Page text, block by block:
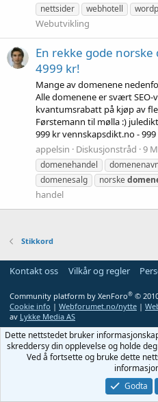
nettsider
webhotell
Webutvikling
En rekke gode
4999 kr!
Mange av domenene
Alle domenene er svært SEO-
kvantumsrabatt på kjøp av
Førstemann til mølla :)
999 kr vennskapsdikt.no -
appelsin
Diskusjonstråd 9
domenehandel
domenesalg
norske
handel
Stikkord
Kontakt oss Vilkår og regler
Community platform by XenForo® ©
Cookie info | Webforumet.no/nytte |
av Lykke Media AS
Dette nettstedet bruker
skreddersy din opplevelse og holde
Ved å fortsette og bruke dette
Godta